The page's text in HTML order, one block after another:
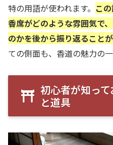
特の用語が使われます。 こ
香席がどのような雰囲気で
のかを後から振り返ること
ての側面も、香道の魅力の一
初心者が知っ
と道具